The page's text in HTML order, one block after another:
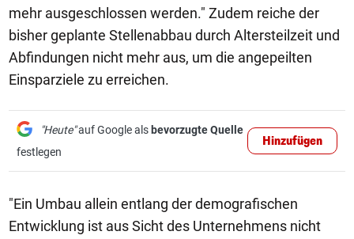
mehr ausgeschlossen werden." Zudem reiche der
bisher geplante Stellenabbau durch Altersteilzeit und
Abfindungen nicht mehr aus, um die angepeilten
Einsparziele zu erreichen.
"Heute"auf Google als bevorzugte Quelle
festlegen
Hinzufügen
"Ein Umbau allein entlang der demografischen
Entwicklung ist aus Sicht des Unternehmens nicht